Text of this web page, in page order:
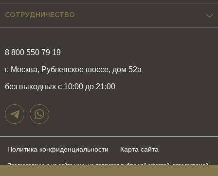
8 800 550 79 19
г. Москва, Рублевское шоссе, дом 52а
без выходных с 10:00 до 21:00
СОТРУДНИЧЕСТВО
Политика конфиденциальности Карта сайта
Представленные на сайте цены не являются публичной офертой, определяемой